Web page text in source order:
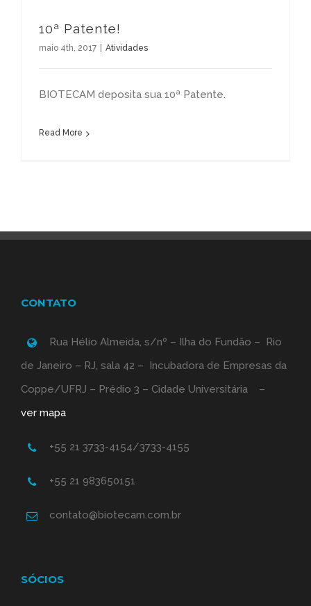
10ª Patente!
maio 4th, 2017 Atividades
BIOTECAM deposita sua 10ª Patente.
Read More
CONTATO
Rua Hélio Almeida, s/nº – Ilha do Fundão – Rio
de Janeiro – RJ, sala 42 – Incubadora de Empresas da
Coppe/UFRJ – Prédio 3 – Cidade Universitária –
ver mapa
+55 21 3733-4154/3733-4155
+55 21 983650151
contato@biotecam.com.br
SÓCIOS